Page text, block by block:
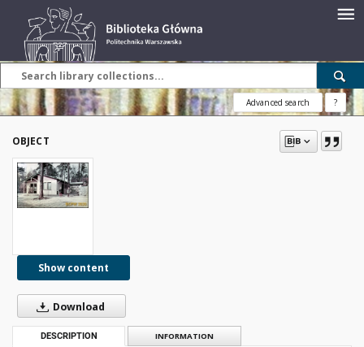
Advanced search ?
OBJECT
Show content
Download
DESCRIPTION INFORMATION